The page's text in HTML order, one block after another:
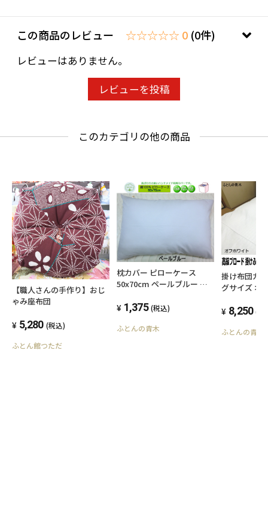
商品番号１９：もみじ
商品番号２０：鮫小紋
この商品のレビュー ☆☆☆☆☆ 0 (0件)
レビューはありません。
レビューを投稿
このカテゴリの他の商品
【職人さんの手作り】おじ
ゃみ座布団
5,280 (税込)
ふとん館つただ
枕カバー ピローケース
50x70cm ペールブルー フ
100% オールシーズン 高級
産生地 洗える ウォッシャブ
1,375 (税込)
ふとんの青木
掛け布団カ
グサイズ オ
高級ブロー
洗濯可能 フ
8,250 (税
ふとんの青木